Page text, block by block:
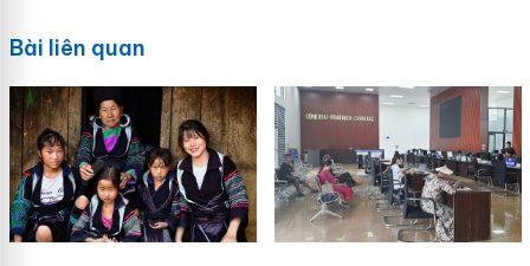
Bài liên quan